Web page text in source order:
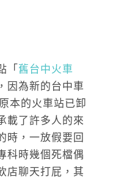
「 舊台中火車
因為新的台中車
本的火車站已卸
載了許多人的來
時，一放假要回
科時幾個死檔偶
店聊天打屁，其